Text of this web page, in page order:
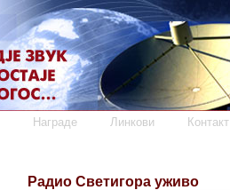
Награде Линкови
Контакт
Радио Светигора уживо